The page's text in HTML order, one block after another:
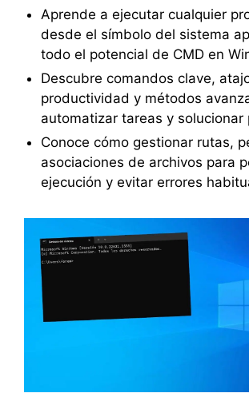
Aprende a ejecutar cualquier
desde el símbolo del sistema
todo el potencial de CMD en
Descubre comandos clave,
productividad y métodos
automatizar tareas y solucionar
Conoce cómo gestionar rutas,
asociaciones de archivos para
ejecución y evitar errores